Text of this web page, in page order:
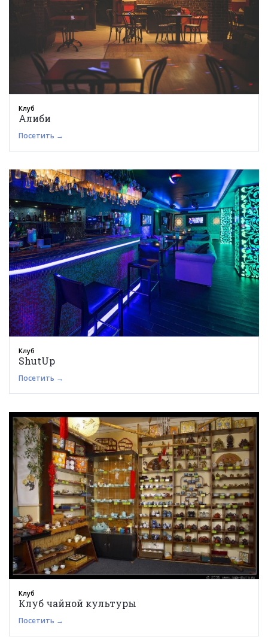
Клуб
Алиби
Посетить →
Клуб
ShutUp
Посетить →
Клуб
Клуб чайной культуры
Посетить →